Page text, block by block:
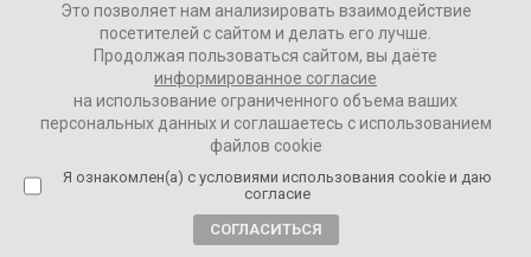
Ваши Новости
02 июля 2021
ПОДЕЛИТЬСЯ
Это позволяет нам анализировать взаимодействие
посетителей с сайтом и делать его лучше.
Продолжая пользоваться сайтом, вы даёте
информированное согласие
на использование ограниченного объема ваших
персональных данных и соглашаетесь с использованием
файлов cookie
Я ознакомлен(а) с условиями использования cookie и даю
согласие
СОГЛАСИТЬСЯ